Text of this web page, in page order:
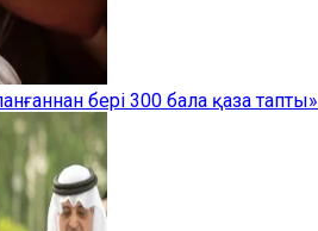
бері 300 бала қаза тапты»